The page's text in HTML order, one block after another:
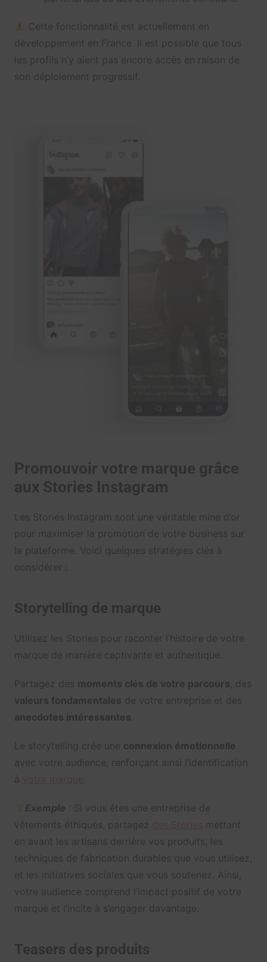
Cette fonctionnalité est actuellement en
développement en France. Il est possible que tous
les profils n’y aient pas encore accès en raison de
son déploiement progressif.
Promouvoir votre marque grâce
aux Stories Instagram
Les Stories Instagram sont une véritable mine d’or
pour maximiser la promotion de votre business sur
la plateforme. Voici quelques stratégies clés à
considérer :
Storytelling de marque
Utilisez les Stories pour raconter l’histoire de votre
marque de manière captivante et authentique.
Partagez des moments clés de votre parcours , des
valeurs fondamentales de votre entreprise et des
anecdotes intéressantes
Le storytelling crée une connexion émotionnelle
avec votre audience, renforçant ainsi l’identification
à
Exemple : Si vous êtes une entreprise de
vêtements éthiques, partagez
mettant
en avant les artisans derrière vos produits, les
techniques de fabrication durables que vous utilisez,
et les initiatives sociales que vous soutenez. Ainsi,
votre audience comprend l’impact positif de votre
marque et l’incite à s’engager davantage.
Teasers des produits